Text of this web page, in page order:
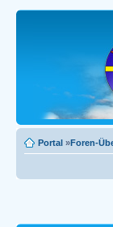
Portal »Foren-